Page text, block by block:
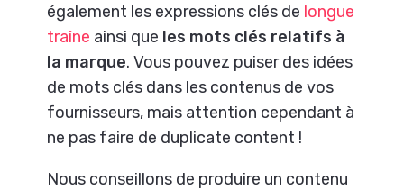
également les expressions clés de longue
traîne ainsi que les mots clés relatifs à
la marque. Vous pouvez puiser des idées
de mots clés dans les contenus de vos
fournisseurs, mais attention cependant à
ne pas faire de duplicate content !
Nous conseillons de produire un contenu